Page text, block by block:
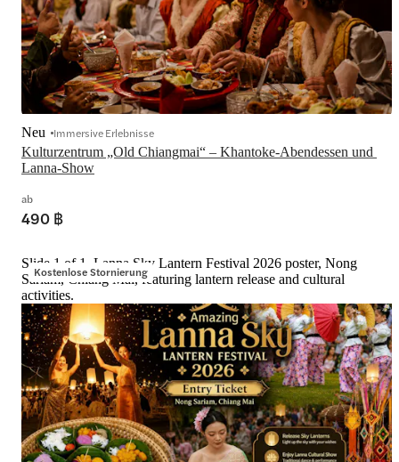
Kulturzentrum „Old Chiangmai“ – Khantoke-Abendessen und
Lanna-Show
Neu Immersive Erlebnisse
ab
490 ฿
Kostenlose Stornierung
Slide 1 of 1, Lanna Sky Lantern Festival 2026 poster, Nong
Sariam, Chiang Mai, featuring lantern release and cultural
activities.